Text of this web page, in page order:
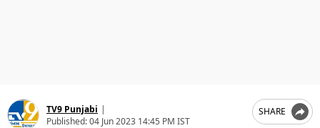
TV9 Punjabi |
Published:04 Jun 2023 14:45 PM IST
SHARE